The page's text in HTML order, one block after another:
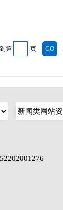
第 页